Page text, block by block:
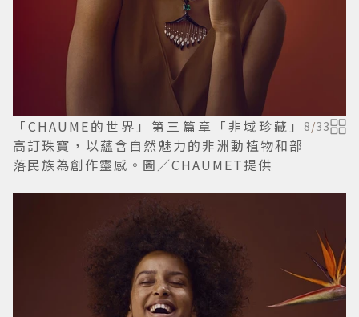
「CHAUME的世界」第三篇章「非域珍藏」
高訂珠寶，以蘊含自然魅力的非洲動植物和部
落民族為創作靈感。圖／CHAUMET提供
8/33